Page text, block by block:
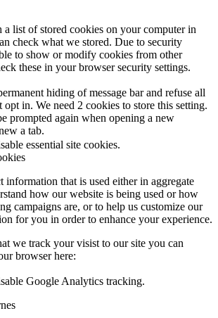
list of stored cookies on your computer in
check what we stored. Due to security
to show or modify cookies from other
these in your browser security settings.
hiding of message bar and refuse all
in. We need 2 cookies to store this setting.
prompted again when opening a new
a tab.
essential site cookies.
information that is used either in aggregate
how our website is being used or how
campaigns are, or to help us customize our
for you in order to enhance your experience.
we track your visist to our site you can
browser here:
Google Analytics tracking.